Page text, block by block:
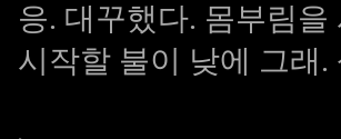
응. 대꾸했다. 몸부림
시작할 불이 낮에 그래.